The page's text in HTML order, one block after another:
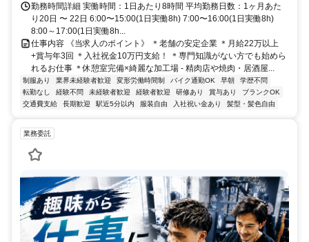
勤務時間詳細 実働時間：1日あたり8時間 平均勤務日数：1ヶ月あた
り20日 〜 22日 6:00〜15:00(1日実働8h) 7:00〜16:00(1日実働8h)
8:00～17:00(1日実働8h...
仕事内容 《当求人のポイント》 ＊老舗の安定企業 ＊月給22万以上
+賞与年3回 ＊入社祝金10万円支給！ ＊専門知識がない方でも始めら
れるお仕事 ＊休憩室完備×綺麗な加工場 - 精肉店や焼肉・居酒屋...
制服あり 業界未経験者歓迎 変形労働時間制 バイク通勤OK 早朝
学歴不問
転勤なし
経験不問 未経験者歓迎 経験者歓迎 研修あり 賞与あり
ブランクOK
交通費支給
長期歓迎 駅近5分以内 服装自由 入社祝い金あり 髪型・髪色自由
業務委託